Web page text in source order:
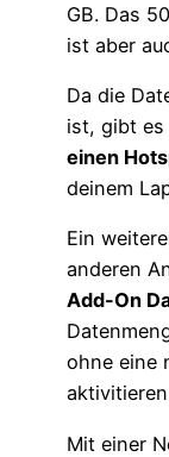
GB. Das
ist aber
Da die
ist, gibt es
einen
deinem
Ein
anderen
Add-On
ohne eine
Mit einer